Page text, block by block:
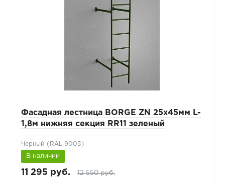
Фасадная лестница BORGE ZN 25x45мм L-
1,8м нижняя секция RR11 зеленый
Черный (RAL 9005)
В наличии
11 295 руб. 12 550 руб.